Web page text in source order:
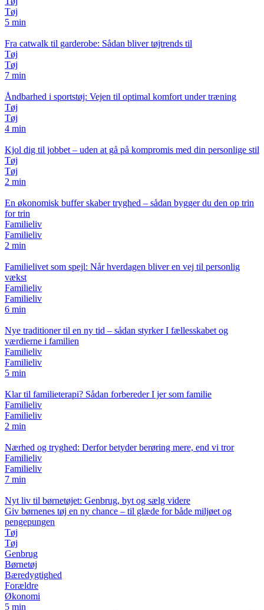
Tøj
5 min
Fra catwalk til garderobe: Sådan bliver tøjtrends til
Tøj
Tøj
7 min
Åndbarhed i sportstøj: Vejen til optimal komfort under træning
Tøj
Tøj
4 min
Kjol dig til jobbet – uden at gå på kompromis med din personlige stil
Tøj
Tøj
2 min
En økonomisk buffer skaber tryghed – sådan bygger du den op trin
for trin
Familieliv
Familieliv
2 min
Familielivet som spejl: Når hverdagen bliver en vej til personlig
vækst
Familieliv
Familieliv
6 min
Nye traditioner til en ny tid – sådan styrker I fællesskabet og
værdierne i familien
Familieliv
Familieliv
5 min
Klar til familieterapi? Sådan forbereder I jer som familie
Familieliv
Familieliv
2 min
Nærhed og tryghed: Derfor betyder berøring mere, end vi tror
Familieliv
Familieliv
7 min
Nyt liv til børnetøjet: Genbrug, byt og sælg videre
Giv børnenes tøj en ny chance – til glæde for både miljøet og
pengepungen
Tøj
Tøj
Genbrug
Børnetøj
Bæredygtighed
Forældre
Økonomi
5 min